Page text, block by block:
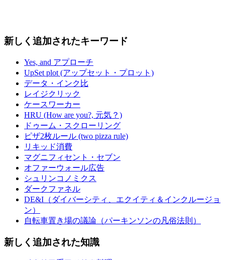
新しく追加されたキーワード
Yes, and アプローチ
UpSet plot (アップセット・プロット)
データ・インク比
レイジクリック
ケースワーカー
HRU (How are you?, 元気？)
ドゥーム・スクローリング
ピザ2枚ルール (two pizza rule)
リキッド消費
マグニフィセント・セブン
オファーウォール広告
シュリンコノミクス
ダークファネル
DE&I（ダイバーシティ、エクイティ＆インクルージョ
ン）
自転車置き場の議論（パーキンソンの凡俗法則）
新しく追加された知識